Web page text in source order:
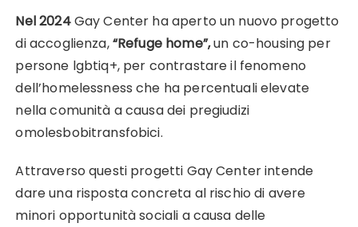
Nel 2024Gay Center ha aperto un nuovo progetto
di accoglienza,“Refuge home”,un co-housing per
persone lgbtiq+, per contrastare il fenomeno
dell’homelessness che ha percentuali elevate
nella comunità a causa dei pregiudizi
omolesbobitransfobici.
Attraverso questi progetti Gay Center intende
dare una risposta concreta al rischio di avere
minori opportunità sociali a causa delle